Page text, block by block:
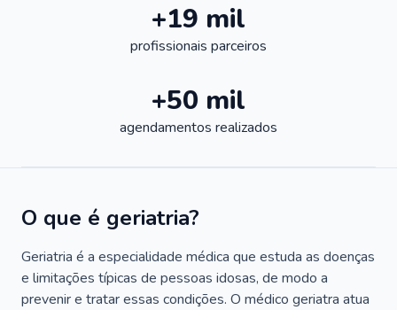
+19 mil
profissionais parceiros
+50 mil
agendamentos realizados
O que é geriatria?
Geriatria é a especialidade médica que estuda as doenças
e limitações típicas de pessoas idosas, de modo a
prevenir e tratar essas condições. O médico geriatra atua